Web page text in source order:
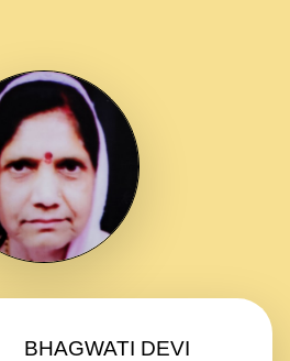
BHAGWATI DEVI